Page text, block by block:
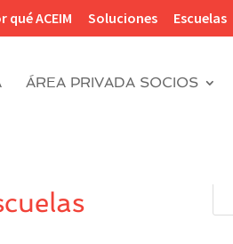
qué ACEIM Soluciones Escuelas
ÁREA PRIVADA SOCIOS